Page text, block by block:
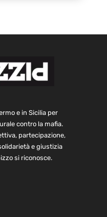
e in Sicilia per
contro la mafia.
partecipazione,
e giustizia
si riconosce.